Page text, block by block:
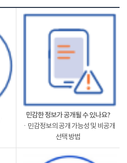
민감한 정보가 공개될 수 있나요?
ㆍ민감정보의 공개 가능성 및 비공개
선택 방법